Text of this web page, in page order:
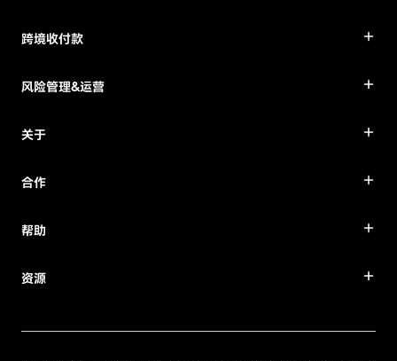
跨境收付款
风险管理&运营
关于
合作
帮助
资源